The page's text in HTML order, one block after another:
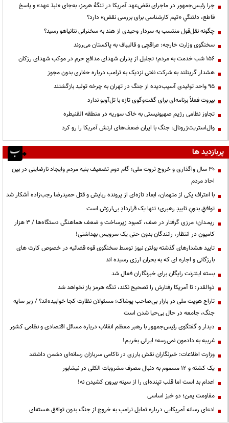
چرا رئیس‌جمهور در ماجرای نقض‌عهد آمریکا در تنگهٔ هرمز، به‌جای «نبذ عهد» و پاسخ
قاطع، دلتنگیِ «تیم کارشناسی برای بررسی نقض» دارد؟
چگونه نقل‌قول منتسب به سردار وحیدی از هند به سخنرانی نتانیاهو رسید؟
سخنگوی وزارت خارجه: عراقچی و قالیباف به پاکستان می‌روند
۱۵۶ شب خدمت به مردم؛ تجلیل از پدران شهدای مدافع حرم در موکب شهدای رزکان
هشدار گرینلند به شرکت نفتی نزدیک به ترامپ درباره حفاری بدون مجوز
95 واحد تولیدی آسیب‌دیده از جنگ در تهران به چرخه تولید بازگشتند
بیروت فعلاً برنامه‌ای برای گفت‌وگوی تازه با تل‌آویو ندارد
تجاوز نظامی رژیم صهیونیستی به خاک سوریه در منطقه القنیطره
وال‌استریت‌ژرونال: جنگ با ایران ضعف‌های ارتش آمریکا را رو کرد
پربازدید ها
۳۰ سال واگذاری و خروج ثروت ملی؛ گام دوم تضعیف بنیه مردم وایجاد نارضایتی در بین
احاد مردم
با اعتراف یکی از متهمان، ابعاد تازه‌ای از پرونده ربایش و قتل حمیدرضا رجب‌زاده آشکار شد
توافقِ بدونِ تاییدِ رهبری؛ تنها یک قراردادِ بی‌ارزش است
ریمـدان؛ مرزی گرفتار در صف، کمبود زیرساخت و ضعف هماهنگی دستگاه‌ها / ۳ هزار
کامیون در انتظار، رانندگان بدون حتی یک سرویس بهداشتی!
تایید هشدارهای گذشته بولتن نیوز توسط سخنگوی قوه قضائیه در خصوص کارت های
بارزگانی و اجاره ای که به بحران ارزی رسیده اند
بسته اینترنت رایگان برای خبرنگاران فعال شد
ذوالقدر: تا آمریکا رفتارش را تصحیح نکند، تنگه هرمز باز نخواهد شد
تاراج هویت ملی در بازار بی‌صاحب پوشاک؛ مسئولان نظارت کجا خوابیده‌اند؟ / زیر سایه
جنگ، جامعه در حال بی‌حیا شدن است
دیدار و گفتگوی رئیس‌جمهور با رهبر معظم انقلاب درباره مسائل اقتصادی و نظامی کشور
غریبه به دادمون نمی‌رسه؛ ایرانی بخریم!
وزارت اطلاعات: خبرنگاران نقش بارزی در ناکامی سربازان رسانه‌ای دشمن داشتند
یک کشته و ۱۲ مسموم به دنبال مصرف مشروبات الکلی در نیشابور
اعدام بد است اما قلب تپنده‌ای را از سینه بیرون کشیدن نه!
مقاومت یمن؛ دو خیز اساسی
ادعای رسانه آمریکایی درباره تمایل ترامپ به خروج از جنگ بدون توافق هسته‌ای